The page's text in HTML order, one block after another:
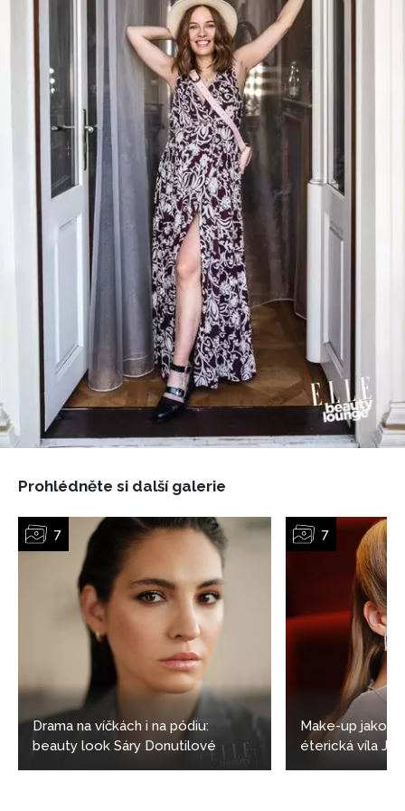
Prohlédněte si další galerie
Drama na víčkách i na pódiu:
beauty look Sáry Donutilové
Make-up jako z
éterická víla